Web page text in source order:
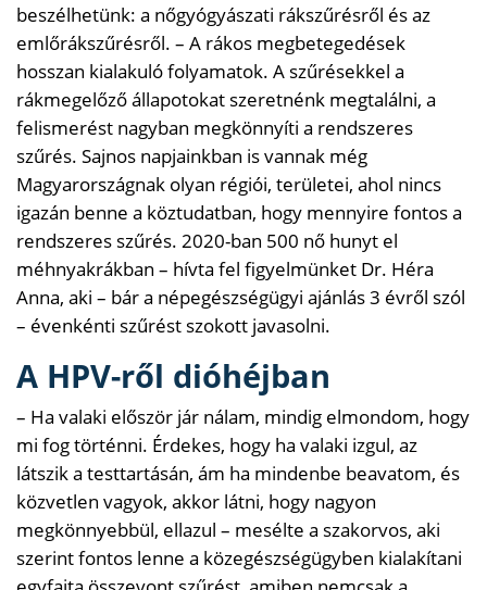
beszélhetünk: a nőgyógyászati rákszűrésről és az
emlőrákszűrésről. – A rákos megbetegedések
hosszan kialakuló folyamatok. A szűrésekkel a
rákmegelőző állapotokat szeretnénk megtalálni, a
felismerést nagyban megkönnyíti a rendszeres
szűrés. Sajnos napjainkban is vannak még
Magyarországnak olyan régiói, területei, ahol nincs
igazán benne a köztudatban, hogy mennyire fontos a
rendszeres szűrés. 2020-ban 500 nő hunyt el
méhnyakrákban – hívta fel figyelmünket Dr. Héra
Anna, aki – bár a népegészségügyi ajánlás 3 évről szól
– évenkénti szűrést szokott javasolni.
A HPV-ről dióhéjban
– Ha valaki először jár nálam, mindig elmondom, hogy
mi fog történni. Érdekes, hogy ha valaki izgul, az
látszik a testtartásán, ám ha mindenbe beavatom, és
közvetlen vagyok, akkor látni, hogy nagyon
megkönnyebbül, ellazul – mesélte a szakorvos, aki
szerint fontos lenne a közegészségügyben kialakítani